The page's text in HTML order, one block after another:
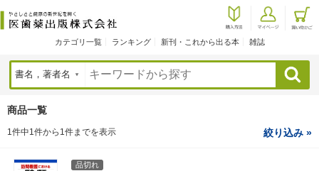
カテゴリ一覧 ランキング 新刊・これから出る本 雑誌
検索
商品一覧
1件中1件から1件までを表示 絞り込み »
品切れ